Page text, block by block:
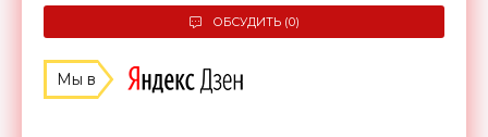
ОБСУДИТЬ (0)
Мы в